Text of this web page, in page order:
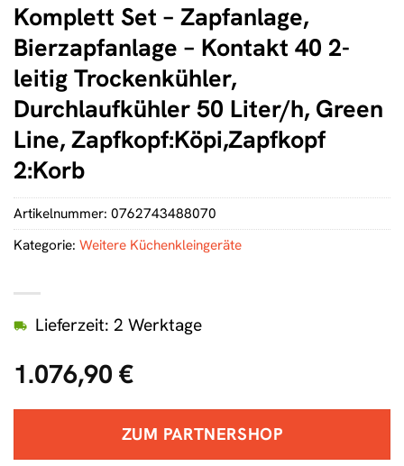
Komplett Set – Zapfanlage,
Bierzapfanlage – Kontakt 40 2-
leitig Trockenkühler,
Durchlaufkühler 50 Liter/h, Green
Line, Zapfkopf:Köpi,Zapfkopf
2:Korb
1.076,90 €
Lieferzeit: 2 Werktage
ZUM PARTNERSHOP
Artikelnummer: 0762743488070
Kategorie: Weitere Küchenkleingeräte